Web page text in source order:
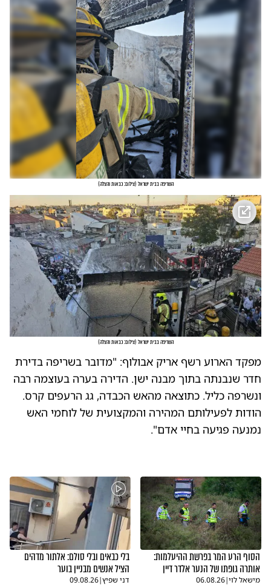
השריפה בבית ישראל (צילום: כבאות והצלה)
השריפה בבית ישראל (צילום: כבאות והצלה)
מפקד הארוע רשף אריק אבולוף: "מדובר בשריפה בדירת
חדר שנבנתה בתוך מבנה ישן. הדירה בערה בעוצמה רבה
ונשרפה כליל. כתוצאה מהאש הכבדה, גג הרעפים קרס.
הודות לפעילותם המהירה והמקצועית של לוחמי האש
נמנעה פגיעה בחיי אדם".
הסוף הרע המר בפרשת ההיעלמות:
אותרה גופתו של הנער אלדר דיין
מישאל לוי|
06.08.26
בלי כבאים ובלי סולם: אלתור מדהים
הציל אנשים מבניין בוער
דני שפיץ|
09.08.26